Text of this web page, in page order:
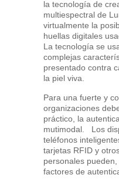
la tecnología de
multiespectral de
virtualmente la
huellas digitales
La tecnología se
complejas
presentado contra
la piel viva.
Para una fuerte y
organizaciones
práctico, la
mutimodal. Los
teléfonos
tarjetas RFID y
personales
factores de